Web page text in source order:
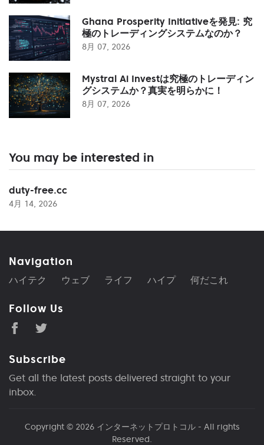
Ghana Prosperity Initiativeを発見: 究
極のトレーディングシステムなのか？
8月 07, 2026
Mystral Ai Investは究極のトレーディン
グシステムか？真実を明らかに！
8月 07, 2026
You may be interested in
duty-free.cc
4月 14, 2026
Navigation
ハイテク ウェブ ライフ ハイプ 何だこれ
Follow Us
Subscribe
Get all the latest posts delivered straight to your
inbox.
Copyright © 2026 インターネットプロトコル- All rights
Reserved.